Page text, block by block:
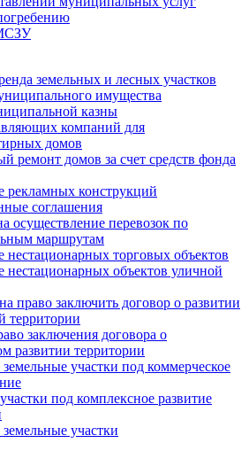
земельных и лесных участков
имущества
казны
компаний для
домов
ремонт домов за счет средств фонда
рекламных конструкций
соглашения
осуществление перевозок по
маршрутам
нестационарных торговых объектов
нестационарных объектов уличной
право заключить договор о развитии
территории
заключения договора о
развитии территории
участки под коммерческое
под комплексное развитие
участки